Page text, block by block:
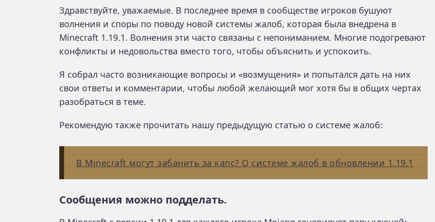
Здравствуйте, уважаемые. В последнее время в сообществе игроков бушуют
волнения и споры по поводу новой системы жалоб, которая была внедрена в
Minecraft 1.19.1. Волнения эти часто связаны с непониманием. Многие подогревают
конфликты и недовольства вместо того, чтобы объяснить и успокоить.
Я собрал часто возникающие вопросы и «возмущения» и попытался дать на них
свои ответы и комментарии, чтобы любой желающий мог хотя бы в общих чертах
разобраться в теме.
Рекомендую также прочитать нашу предыдущую статью о системе жалоб:
В Minecraft могут забанить за капс? О системе жалоб в обновлении 1.19.1
Сообщения можно подделать.